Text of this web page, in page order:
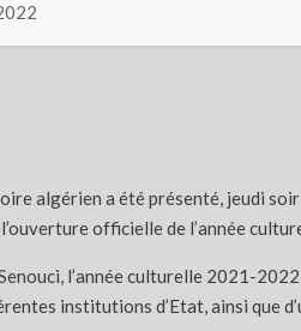
algérien a été présenté, jeudi soir
officielle de l’année
l’année culturelle 2021-
institutions d’Etat, ainsi que